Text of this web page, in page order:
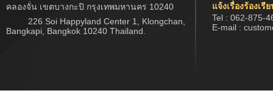
คลองจั่น เขตบางกะปิ กรุงเทพมหานคร 10240
226 Soi Happyland Center 1, Klongchan,
Bangkapi, Bangkok 10240 Thailand.
แจ้งเรื่องร้องเรี
Tel : 062-875-
E-mail :